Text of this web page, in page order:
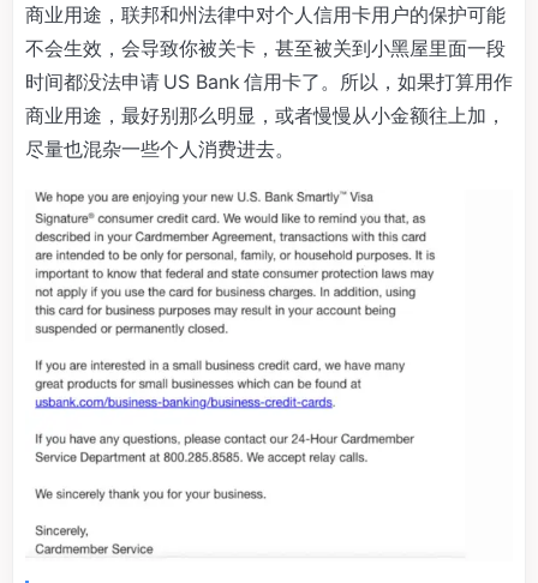
商业用途，联邦和州法律中对个人信用卡用户的保护可能
不会生效，会导致你被关卡，甚至被关到小黑屋里面一段
时间都没法申请 US Bank 信用卡了。所以，如果打算用作
商业用途，最好别那么明显，或者慢慢从小金额往上加，
尽量也混杂一些个人消费进去。